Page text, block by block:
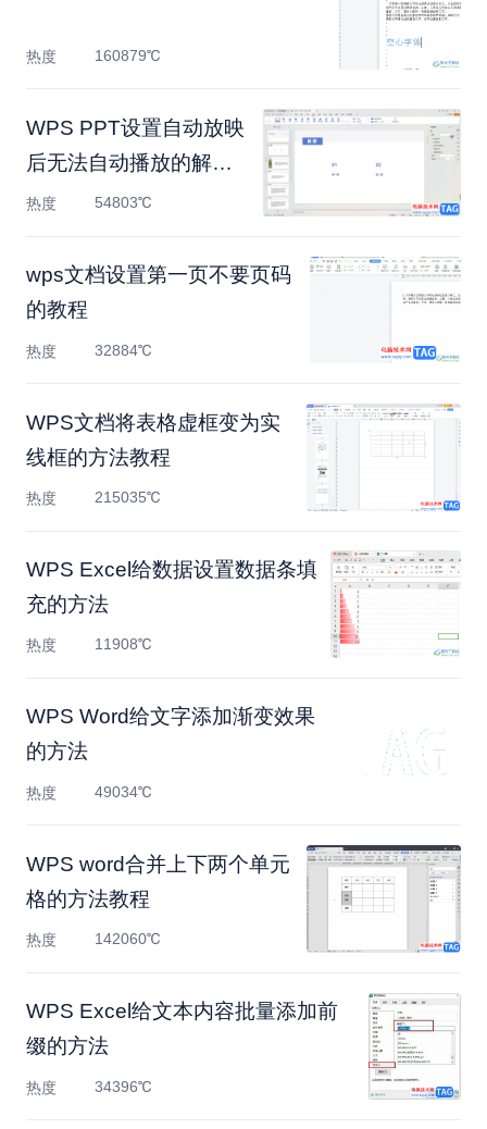
热度 160879℃
WPS PPT设置自动放映
后无法自动播放的解决
方法
热度 54803℃
​wps文档设置第一页不要页码
的教程
热度 32884℃
WPS文档将表格虚框变为实
线框的方法教程
热度 215035℃
WPS Excel给数据设置数据条填
充的方法
热度 11908℃
WPS Word给文字添加渐变效果
的方法
热度 49034℃
WPS word合并上下两个单元
格的方法教程
热度 142060℃
WPS Excel给文本内容批量添加前
缀的方法
热度 34396℃